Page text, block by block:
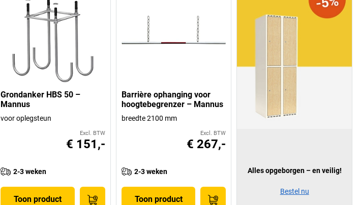
Grondanker HBS 50 –
Mannus
voor oplegsteun
Excl. BTW
€ 151,-
2-3 weken
Toon product
Barrière ophanging voor
hoogtebegrenzer – Mannus
breedte 2100 mm
Excl. BTW
€ 267,-
2-3 weken
Toon product
Alles opgeborgen – en veilig!
Bestel nu